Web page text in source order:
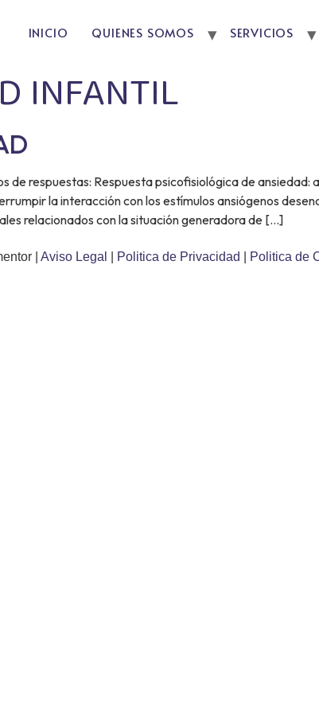
INICIO QUIENES SOMOS SERVICIOS
INFANTIL
de respuestas: Respuesta psicofisiológica de
la interacción con los estímulos ansiógenos
relacionados con la situación generadora de […]
| Aviso Legal Politica de Privacidad Politica de